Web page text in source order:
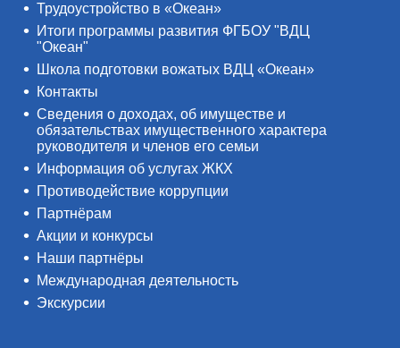
Трудоустройство в «Океан»
Итоги программы развития ФГБОУ "ВДЦ
"Океан"
Школа подготовки вожатых ВДЦ «Океан»
Контакты
Сведения о доходах, об имуществе и
обязательствах имущественного характера
руководителя и членов его семьи
Информация об услугах ЖКХ
Противодействие коррупции
Партнёрам
Акции и конкурсы
Наши партнёры
Международная деятельность
Экскурсии